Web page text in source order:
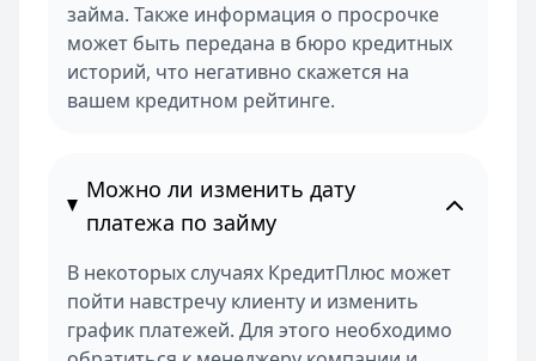
займа. Также информация о просрочке
может быть передана в бюро кредитных
историй, что негативно скажется на
вашем кредитном рейтинге.
Можно ли изменить дату
платежа по займу
В некоторых случаях КредитПлюс может
пойти навстречу клиенту и изменить
график платежей. Для этого необходимо